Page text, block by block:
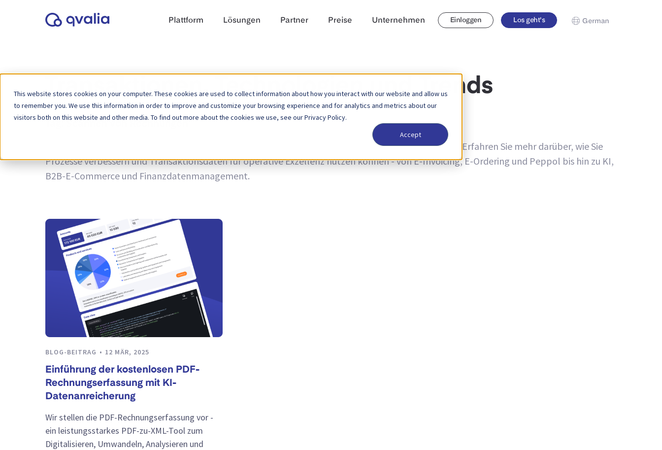
This website stores cookies on your computer. These cookies are used to collect information about how you interact with our website and allow us
to remember you. We use this information in order to improve and customize your browsing experience and for analytics and metrics about our
visitors both on this website and other media. To find out more about the cookies we use, see our Privacy Policy.
Accept
Plattform Lösungen Partner Preise Unternehmen Einloggen Los geht's German
Transaktionen, Technologien und Trends
Einblicke in Transaktionen, Technologien und Trends sowie Neuigkeiten zu Produktaktualisierungen. Erfahren Sie mehr darüber, wie Sie
Prozesse verbessern und Transaktionsdaten für operative Exzellenz nutzen können - von E-Invoicing, E-Ordering und Peppol bis hin zu KI,
B2B-E-Commerce und Finanzdatenmanagement.
BLOG-BEITRAG 12 MÄR, 2025
Einführung der kostenlosen PDF-
Rechnungserfassung mit KI-
Datenanreicherung
Wir stellen die PDF-Rechnungserfassung vor -
ein leistungsstarkes PDF-zu-XML-Tool zum
Digitalisieren, Umwandeln, Analysieren und